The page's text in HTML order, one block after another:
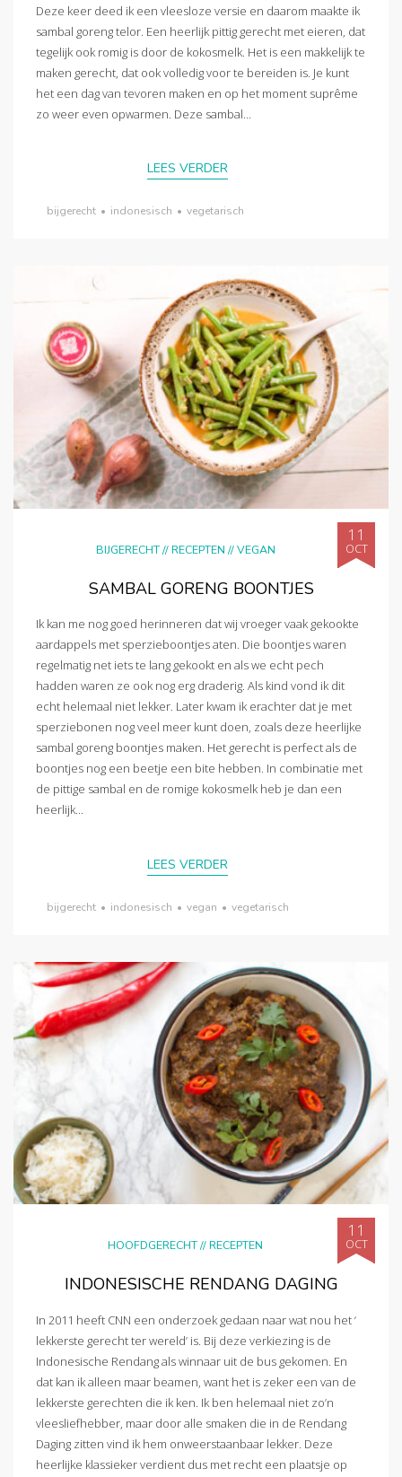
Deze keer deed ik een vleesloze versie en daarom maakte ik
sambal goreng telor. Een heerlijk pittig gerecht met eieren, dat
tegelijk ook romig is door de kokosmelk. Het is een makkelijk te
maken gerecht, dat ook volledig voor te bereiden is. Je kunt
het een dag van tevoren maken en op het moment suprême
zo weer even opwarmen. Deze sambal...
LEES VERDER
bijgerecht • indonesisch • vegetarisch
BIJGERECHT//RECEPTEN //VEGAN
11
OCT
SAMBAL GORENG BOONTJES
Ik kan me nog goed herinneren dat wij vroeger vaak gekookte
aardappels met sperzieboontjes aten. Die boontjes waren
regelmatig net iets te lang gekookt en als we echt pech
hadden waren ze ook nog erg draderig. Als kind vond ik dit
echt helemaal niet lekker. Later kwam ik erachter dat je met
sperziebonen nog veel meer kunt doen, zoals deze heerlijke
sambal goreng boontjes maken. Het gerecht is perfect als de
boontjes nog een beetje een bite hebben. In combinatie met
de pittige sambal en de romige kokosmelk heb je dan een
heerlijk...
LEES VERDER
bijgerecht • indonesisch • vegan • vegetarisch
HOOFDGERECHT//RECEPTEN
11
OCT
INDONESISCHE RENDANG DAGING
In 2011 heeft CNN een onderzoek gedaan naar wat nou het ‘
lekkerste gerecht ter wereld’ is. Bij deze verkiezing is de
Indonesische Rendang als winnaar uit de bus gekomen. En
dat kan ik alleen maar beamen, want het is zeker een van de
lekkerste gerechten die ik ken. Ik ben helemaal niet zo’n
vleesliefhebber, maar door alle smaken die in de Rendang
Daging zitten vind ik hem onweerstaanbaar lekker. Deze
heerlijke klassieker verdient dus met recht een plaatsje op